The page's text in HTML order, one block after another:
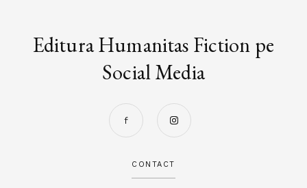
Editura Humanitas Fiction pe
Social Media
CONTACT